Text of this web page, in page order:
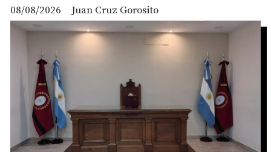
Juan Cruz Gorosito
08/08/2026